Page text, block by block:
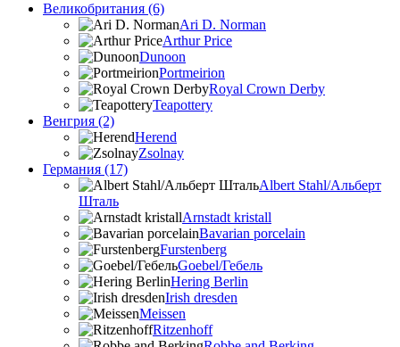
Великобритания (6)
Ari D. Norman
Arthur Price
Dunoon
Portmeirion
Royal Crown Derby
Teapottery
Венгрия (2)
Herend
Zsolnay
Германия (17)
Albert Stahl/Альбеpт
Шталь
Arnstadt kristall
Bavarian porcelain
Furstenberg
Goebel/Гебель
Hering Berlin
Irish dresden
Meissen
Ritzenhoff